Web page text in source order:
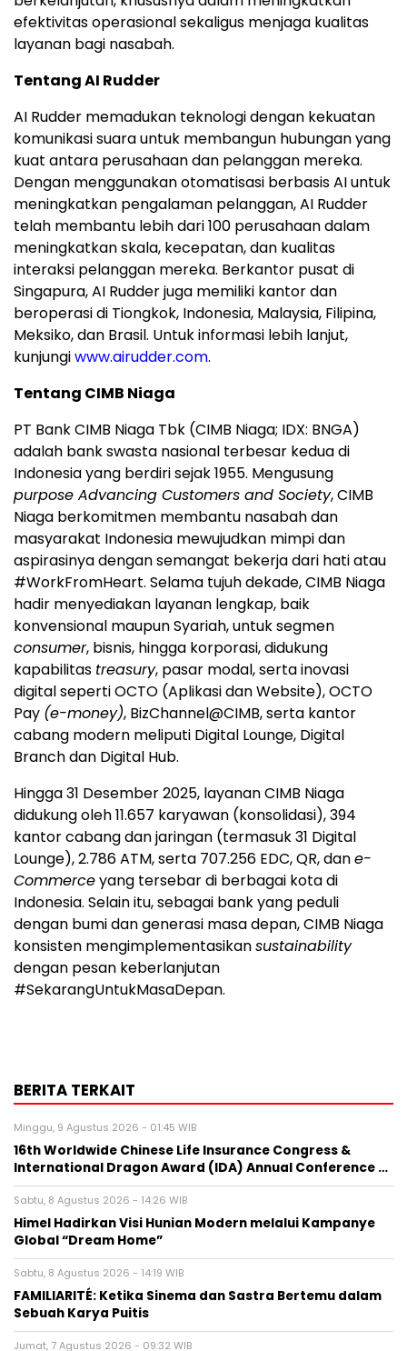
efektivitas operasional sekaligus menjaga kualitas
layanan bagi nasabah.
Tentang AI Rudder
AI Rudder memadukan teknologi dengan kekuatan
komunikasi suara untuk membangun hubungan yang
kuat antara perusahaan dan pelanggan mereka.
Dengan menggunakan otomatisasi berbasis AI untuk
meningkatkan pengalaman pelanggan, AI Rudder
telah membantu lebih dari 100 perusahaan dalam
meningkatkan skala, kecepatan, dan kualitas
interaksi pelanggan mereka. Berkantor pusat di
Singapura, AI Rudder juga memiliki kantor dan
beroperasi di Tiongkok, Indonesia, Malaysia, Filipina,
Meksiko, dan Brasil. Untuk informasi lebih lanjut,
kunjungiwww.airudder.com.
Tentang CIMB Niaga
PT Bank CIMB Niaga Tbk (CIMB Niaga; IDX: BNGA)
adalah bank swasta nasional terbesar kedua di
Indonesia yang berdiri sejak 1955. Mengusung
purpose Advancing Customers and Society, CIMB
Niaga berkomitmen membantu nasabah dan
masyarakat Indonesia mewujudkan mimpi dan
aspirasinya dengan semangat bekerja dari hati atau
#WorkFromHeart. Selama tujuh dekade, CIMB Niaga
hadir menyediakan layanan lengkap, baik
konvensional maupun Syariah, untuk segmen
consumer, bisnis, hingga korporasi, didukung
kapabilitas treasury, pasar modal, serta inovasi
digital seperti OCTO (Aplikasi dan Website), OCTO
Pay (e-money), BizChannel@CIMB, serta kantor
cabang modern meliputi Digital Lounge, Digital
Branch dan Digital Hub.
Hingga 31 Desember 2025, layanan CIMB Niaga
didukung oleh 11.657 karyawan (konsolidasi), 394
kantor cabang dan jaringan (termasuk 31 Digital
Lounge), 2.786 ATM, serta 707.256 EDC, QR, dane-
Commerceyang tersebar di berbagai kota di
Indonesia. Selain itu, sebagai bank yang peduli
dengan bumi dan generasi masa depan, CIMB Niaga
konsisten mengimplementasikansustainability
dengan pesan keberlanjutan
#SekarangUntukMasaDepan.
BERITA TERKAIT
Minggu, 9 Agustus 2026 - 01:45 WIB
16th Worldwide Chinese Life Insurance Congress &
International Dragon Award (IDA) Annual Conference …
Sabtu, 8 Agustus 2026 - 14:26 WIB
Himel Hadirkan Visi Hunian Modern melalui Kampanye
Global “Dream Home”
Sabtu, 8 Agustus 2026 - 14:19 WIB
FAMILIARITÉ: Ketika Sinema dan Sastra Bertemu dalam
Sebuah Karya Puitis
Jumat, 7 Agustus 2026 - 09:32 WIB